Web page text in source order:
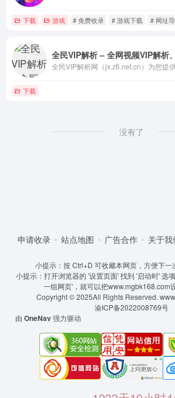
下载 游戏 # 免费收录 # 游戏下载 # 网址
全民VIP解析 – 全网视频VIP解析
下载
没有了
申请收录 站点地图 广告合作 关于我
小提示：按 Ctrl+D 可收藏本网页，方便下一
小提示：打开浏览器的 '设置页面' 找到 '启动时' 选
一组网页'，就可以把www.mgbk168.com
Copyright © 2025All Rights Reserved.
渝ICP备2022008769号
由 OneNav强力驱动